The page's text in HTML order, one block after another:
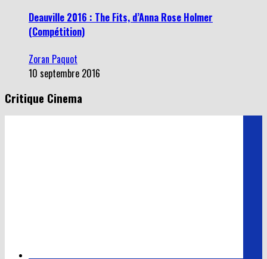
Deauville 2016 : The Fits, d’Anna Rose Holmer
(Compétition)
Zoran Paquot
10 septembre 2016
Critique Cinema